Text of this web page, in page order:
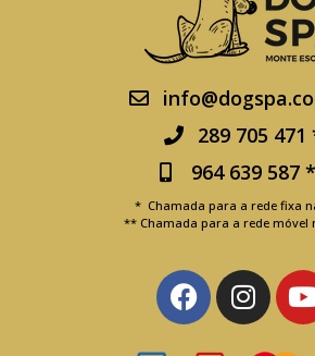
289 705 471
964 639 587
* Chamada para a rede fixa
** Chamada para a rede móvel